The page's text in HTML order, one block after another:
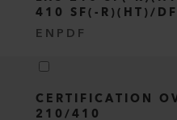
410 SF(-R)(HT)/
EN PDF
CERTIFICATION
210/410